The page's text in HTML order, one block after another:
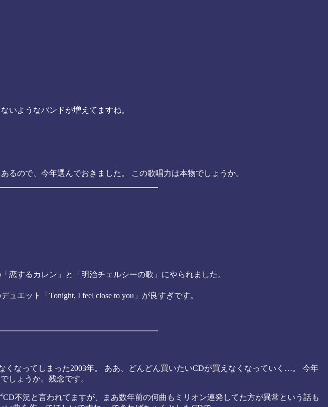
いようなバンドが増えてますね。
ので、今年選んでおきました。 この歌唱力は本物でしょうか。
恋するカレン」と「明治チェルシーの歌」にやられました。
エット「Tonight, I feel close to you」が良すぎです。
なってしまった2003年。 ああ、どんどん買いたいCDが買えなくなっていく…。 今年
しょうか。残念です。
不況と言われてますが、まあ数年前の何曲もミリオン連発してた方が異常という話も